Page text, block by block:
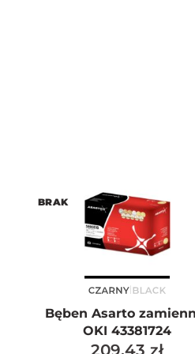
BRAK
Bęben Asarto
OKI 43381724